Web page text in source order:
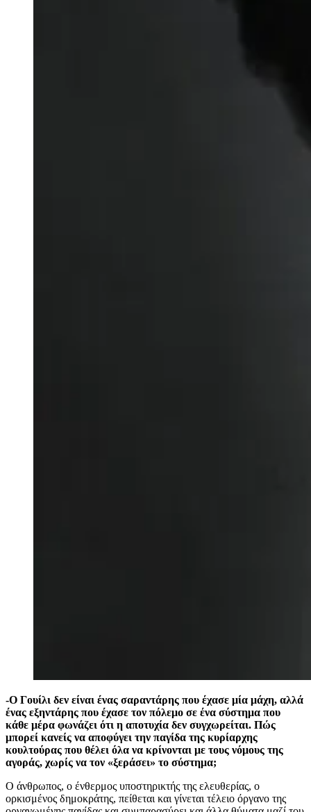
-Ο Γουίλι δεν είναι ένας σαραντάρης που έχασε μία μάχη, αλλά
ένας εξηντάρης που έχασε τον πόλεμο σε ένα σύστημα που
κάθε μέρα φωνάζει ότι η αποτυχία δεν συγχωρείται. Πώς
μπορεί κανείς να αποφύγει την παγίδα της κυρίαρχης
κουλτούρας που θέλει όλα να κρίνονται με τους νόμους της
αγοράς, χωρίς να τον «ξεράσει» το σύστημα;
Ο άνθρωπος, ο ένθερμος υποστηρικτής της ελευθερίας, ο
ορκισμένος δημοκράτης, πείθεται και γίνεται τέλειο όργανο της